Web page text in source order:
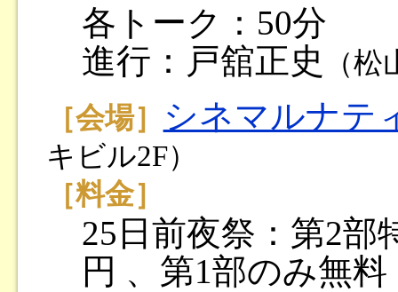
各トーク：50分
進行：戸舘正史
（
［会場］
シネマルナテ
キビル2F）
［料金］
25日前夜祭：第2部
円 、第1部のみ無料